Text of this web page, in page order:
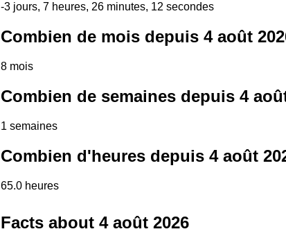
-3 jours, 7 heures, 26 minutes, 12 secondes
Combien de mois depuis 4 août
8 mois
Combien de semaines depuis 4
1 semaines
Combien d'heures depuis 4 août
65.0 heures
Facts about 4 août 2026